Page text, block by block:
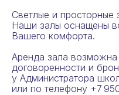
Светлые и
Наши залы оснащены
Вашего комфорта.
Аренда зала возможна
договоренности и
у Администратора
или по телефону +7